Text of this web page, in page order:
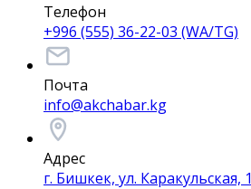
Телефон
+996 (555) 36-22-03 (WA/TG)
Почта
info@akchabar.kg
Адрес
г. Бишкек, ул. Каракульская, 1